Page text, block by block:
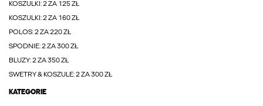
KOSZULKI: 2 ZA 125 ZŁ
KOSZULKI: 2 ZA 160 ZŁ
POLOS: 2 ZA 220 ZŁ
SPODNIE: 2 ZA 300 ZŁ
BLUZY: 2 ZA 350 ZŁ
SWETRY & KOSZULE: 2 ZA 300 ZŁ
KATEGORIE